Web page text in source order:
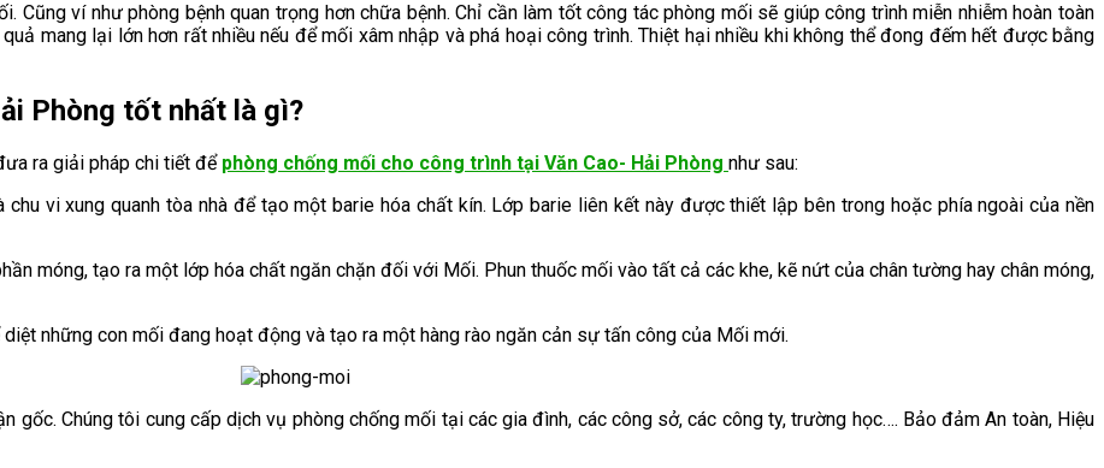
Cũng ví như phòng bệnh quan trọng hơn chữa bệnh. Chỉ cần làm tốt công tác phòng mối sẽ giúp công trình miễn nhiễm hoàn toàn
mang lại lớn hơn rất nhiều nếu để mối xâm nhập và phá hoại công trình. Thiệt hại nhiều khi không thể đong đếm hết được bằng
Phòng tốt nhất là gì?
ra giải pháp chi tiết để phòng chống mối cho công trình tại Văn Cao- Hải Phòng như sau:
vi xung quanh tòa nhà để tạo một barie hóa chất kín. Lớp barie liên kết này được thiết lập bên trong hoặc phía ngoài của nền
móng, tạo ra một lớp hóa chất ngăn chặn đối với Mối. Phun thuốc mối vào tất cả các khe, kẽ nứt của chân tường hay chân móng,
những con mối đang hoạt động và tạo ra một hàng rào ngăn cản sự tấn công của Mối mới.
gốc. Chúng tôi cung cấp dịch vụ phòng chống mối tại các gia đình, các công sở, các công ty, trường học…. Bảo đảm An toàn, Hiệu